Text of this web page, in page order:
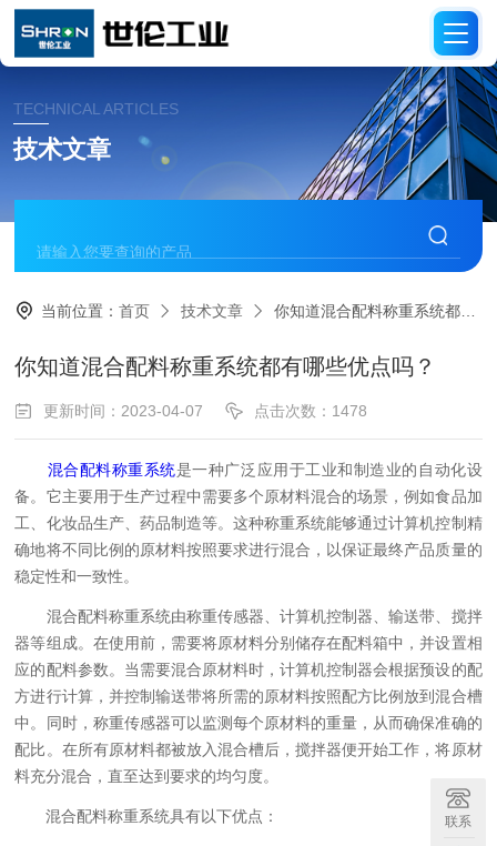
TECHNICAL ARTICLES
技术文章
当前位置：首页 技术文章 你知道混合配料称重系统都有哪些优点吗？
你知道混合配料称重系统都有哪些优点吗？
更新时间：2023-04-07 点击次数：1478
混合配料称重系统是一种广泛应用于工业和制造业的自动化设
备。它主要用于生产过程中需要多个原材料混合的场景，例如食品加
工、化妆品生产、药品制造等。这种称重系统能够通过计算机控制精
确地将不同比例的原材料按照要求进行混合，以保证最终产品质量的
稳定性和一致性。
混合配料称重系统由称重传感器、计算机控制器、输送带、搅拌
器等组成。在使用前，需要将原材料分别储存在配料箱中，并设置相
应的配料参数。当需要混合原材料时，计算机控制器会根据预设的配
方进行计算，并控制输送带将所需的原材料按照配方比例放到混合槽
中。同时，称重传感器可以监测每个原材料的重量，从而确保准确的
配比。在所有原材料都被放入混合槽后，搅拌器便开始工作，将原材
料充分混合，直至达到要求的均匀度。
混合配料称重系统具有以下优点： 联系